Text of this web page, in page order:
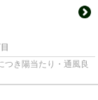
つき陽当たり・通風良